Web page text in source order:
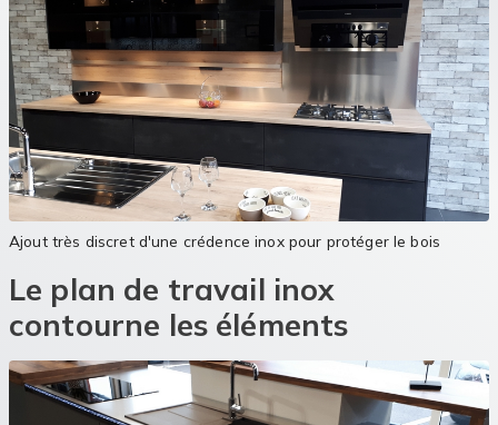
Ajout très discret d'une crédence inox pour protéger le bois
Le plan de travail inox
contourne les éléments